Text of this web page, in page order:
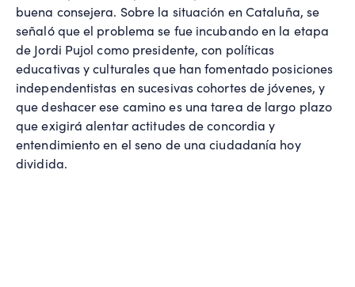
buena consejera. Sobre la situación en Cataluña, se
señaló que el problema se fue incubando en la etapa
de Jordi Pujol como presidente, con políticas
educativas y culturales que han fomentado posiciones
independentistas en sucesivas cohortes de jóvenes, y
que deshacer ese camino es una tarea de largo plazo
que exigirá alentar actitudes de concordia y
entendimiento en el seno de una ciudadanía hoy
dividida.